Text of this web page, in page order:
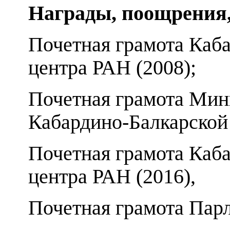
Награды,
Почетная грамота
центра РАН (2008);
Почетная грамота
Кабардино-
Почетная грамота
центра РАН (2016),
Почетная грамота